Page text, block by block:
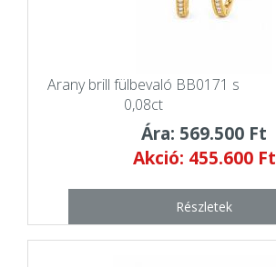
Arany brill fülbevaló BB0171 s
0,08ct
Ára: 569.500 Ft
Akció: 455.600 Ft
Részletek